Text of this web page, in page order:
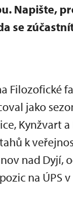
Napište,
se
Filozofické
jako
Kynžvart a
k
nad Dyjí,
na ÚPS